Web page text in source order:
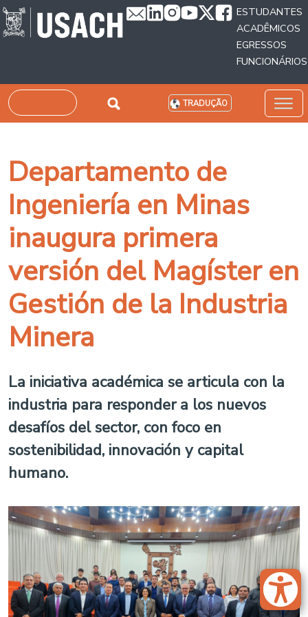
Passar para o conteúdo principal
ESTUDANTES
ACADÊMICOS
EGRESSOS
FUNCIONÁRIOS
Pesquisar TRADUÇÃO
Departamento de
Ingeniería en Minas
inaugura primera
versión del Magíster en
Gestión de la Industria
Minera
La iniciativa académica se articula con la
industria para responder a los nuevos
desafíos del sector, con foco en
sostenibilidad, innovación y capital
humano.